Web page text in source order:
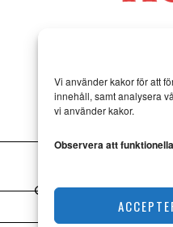
Vi använder kakor för att
innehåll, samt analysera
vi använder kakor.
Observera att